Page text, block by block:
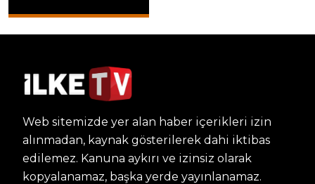
Web sitemizde yer alan haber içerikleri izin
alınmadan, kaynak gösterilerek dahi iktibas
edilemez. Kanuna aykırı ve izinsiz olarak
kopyalanamaz, başka yerde yayınlanamaz.